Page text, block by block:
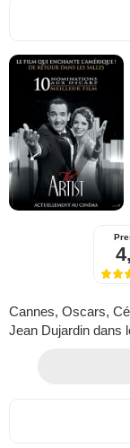
Cannes, Oscars,
Jean Dujardin dans